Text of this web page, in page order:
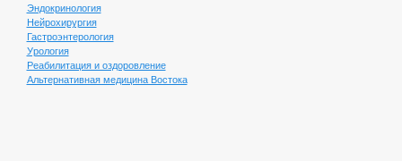
здоровую жизнь
Эндокринология
Нейрохирургия
Гастроэнтерология
Урология
Реабилитация и оздоровление
Альтернативная медицина Востока